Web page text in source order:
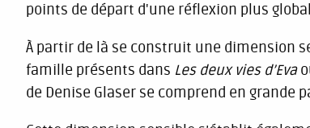
points de départ d'une réflexion plus
À partir de là se construit une dimension
famille présents dans Les deux vies d’Eva
de Denise Glaser se comprend en grande